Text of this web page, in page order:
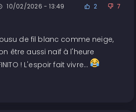
10/02/2026 - 13:49 2 7
de fil blanc comme neige,
être aussi naïf à l'heure
! L'espoir fait vivre...